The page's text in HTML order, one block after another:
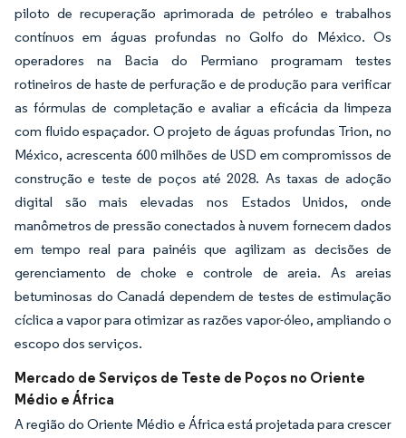
piloto de recuperação aprimorada de petróleo e trabalhos
contínuos em águas profundas no Golfo do México. Os
operadores na Bacia do Permiano programam testes
rotineiros de haste de perfuração e de produção para verificar
as fórmulas de completação e avaliar a eficácia da limpeza
com fluido espaçador. O projeto de águas profundas Trion, no
México, acrescenta 600 milhões de USD em compromissos de
construção e teste de poços até 2028. As taxas de adoção
digital são mais elevadas nos Estados Unidos, onde
manômetros de pressão conectados à nuvem fornecem dados
em tempo real para painéis que agilizam as decisões de
gerenciamento de choke e controle de areia. As areias
betuminosas do Canadá dependem de testes de estimulação
cíclica a vapor para otimizar as razões vapor-óleo, ampliando o
escopo dos serviços.
Mercado de Serviços de Teste de Poços no Oriente
Médio e África
A região do Oriente Médio e África está projetada para crescer